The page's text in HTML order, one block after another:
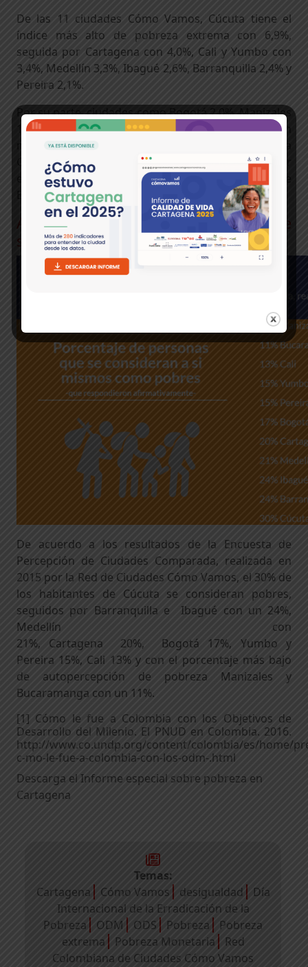
De las 11 ciudades Cómo Vamos, Cúcuta tiene el
índice más alto de pobreza extrema con 6,9%,
seguida por Cartagena con 4,0%, Cali y Yumbo con
3,4%, Medellín 3,3%, Ibagué 2,6%, Barranquilla 2,4% y
Pereira 2,1%.
Por su parte, ciudades como Bogotá 2,0%, Manizales
1,7% y Bucaramanga AM con 1,3%, presentaron
menor incidencia. Estas cifras fueron tomadas de la
Gran Encuesta Integrada de Hogares realizada por
el Departamento Administrativo Nacional de
Estadística -DANE, durante el año 2015.
Autopercepción, ¿qué tan pobres se
sienten los ciudadanos?
De acuerdo a los resultados de la Encuesta de
Percepción de Ciudades Comparada, realizada en
2015 por la Red de Ciudades Cómo Vamos, el 30% de
los habitantes de Cúcuta se consideran pobres,
seguidos por Barranquilla e Ibagué con un 24%,
Medellín con
21%, Cartagena 20%, Bogotá 17%, Yumbo y
Pereira 15%, Cali 13% y con el porcentaje más bajo
de autopercepción de pobreza Manizales y
Bucaramanga con un 11%.
[1] Cómo le fue a Colombia con los Objetivos de
Desarrollo del Milenio. El PNUD en Colombia. 2016.
http://www.co.undp.org/content/colombia/es/home/
c-mo-le-fue-a-colombia-con-los-odm-.html
Descarga el Informe especial sobre pobreza en
Cartagena
Temas:
Cartagena
Cómo Vamos desigualdad
Día
Internacional de la Erradicación de la
Pobreza
ODM ODS Pobreza
Pobreza
extrema
Pobreza Monetaria
Red
Colombiana de Ciudades Cómo Vamos